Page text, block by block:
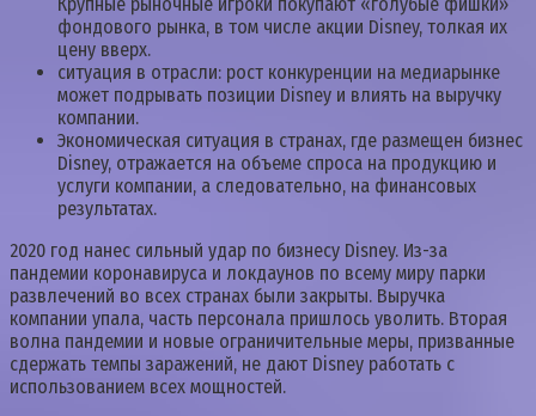
фондового рынка, в том числе акции Disney, толкая их
цену вверх.
ситуация в отрасли: рост конкуренции на медиарынке
может подрывать позиции Disney и влиять на выручку
компании.
Экономическая ситуация в странах, где размещен бизнес
Disney, отражается на объеме спроса на продукцию и
услуги компании, а следовательно, на финансовых
результатах.
2020 год нанес сильный удар по бизнесу Disney. Из-за
пандемии коронавируса и локдаунов по всему миру парки
развлечений во всех странах были закрыты. Выручка
компании упала, часть персонала пришлось уволить. Вторая
волна пандемии и новые ограничительные меры, призванные
сдержать темпы заражений, не дают Disney работать с
использованием всех мощностей.